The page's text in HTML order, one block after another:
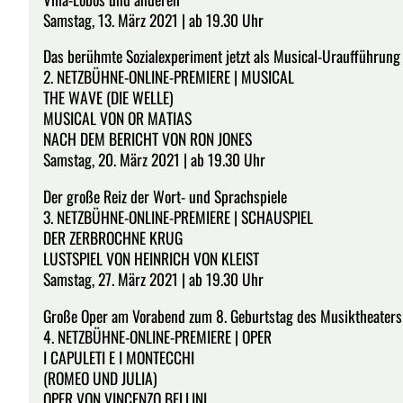
Samstag, 13. März 2021 | ab 19.30 Uhr
Das berühmte Sozialexperiment jetzt als Musical-Uraufführung
2. NETZBÜHNE-ONLINE-PREMIERE | MUSICAL
THE WAVE (DIE WELLE)
MUSICAL VON OR MATIAS
NACH DEM BERICHT VON RON JONES
Samstag, 20. März 2021 | ab 19.30 Uhr
Der große Reiz der Wort- und Sprachspiele
3. NETZBÜHNE-ONLINE-PREMIERE | SCHAUSPIEL
DER ZERBROCHNE KRUG
LUSTSPIEL VON HEINRICH VON KLEIST
Samstag, 27. März 2021 | ab 19.30 Uhr
Große Oper am Vorabend zum 8. Geburtstag des
4. NETZBÜHNE-ONLINE-PREMIERE | OPER
I CAPULETI E I MONTECCHI
(ROMEO UND JULIA)
OPER VON VINCENZO BELLINI